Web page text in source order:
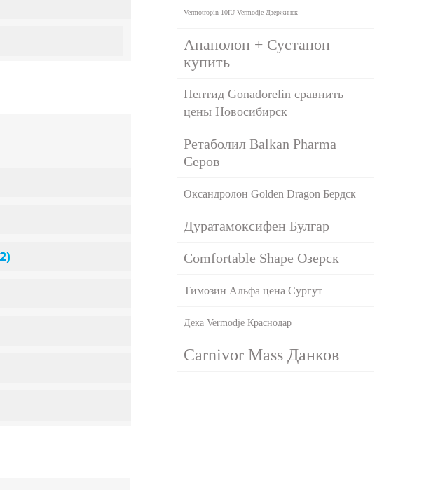
Vermotropin 10IU Vermodje Дзержинск
Анаполон + Сустанон
купить
Пептид Gonadorelin сравнить
цены Новосибирск
Ретаболил Balkan Pharma
Серов
Оксандролон Golden Dragon Бердск
Дуратамоксифен Булгар
Comfortable Shape Озерск
Tимозин Альфа цена Сургут
Дека Vermodje Краснодар
Carnivor Mass Данков